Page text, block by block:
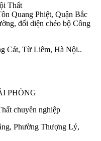
Thất
Quang Phiệt, Quận Bắc
đối diện chéo bộ Công
Cát, Từ Liêm, Hà Nội..
PHÒNG
chuyên nghiệp
Phường Thượng Lý,